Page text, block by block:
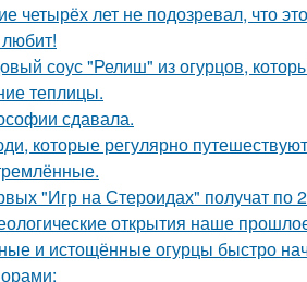
четырёх лет не подозревал, что
соус "Релиш" из огурцов,
теплицы.
сдавала.
которые регулярно
"Игр на Стероидах" получат по
открытия наше
и истощённые огурцы быстро